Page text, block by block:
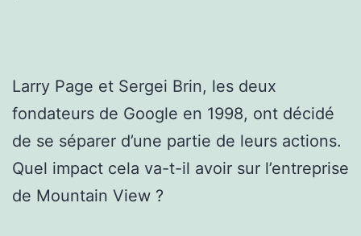
Larry Page et Sergei Brin, les deux
fondateurs de Google en 1998, ont décidé
de se séparer d’une partie de leurs actions.
Quel impact cela va-t-il avoir sur l’entreprise
de Mountain View ?